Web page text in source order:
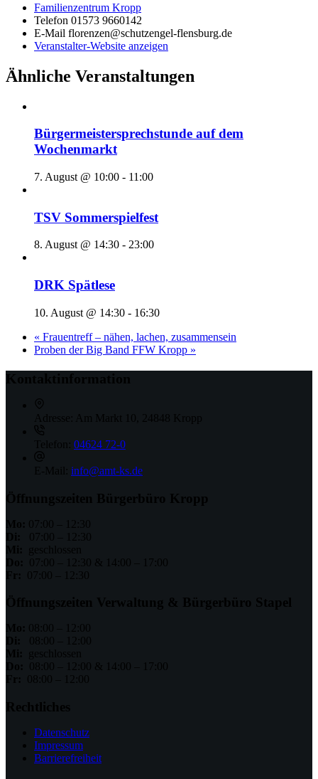
Familienzentrum Kropp
Telefon 01573 9660142
E-Mail florenzen@schutzengel-flensburg.de
Veranstalter-Website anzeigen
Ähnliche Veranstaltungen
Bürgermeistersprechstunde auf dem
Wochenmarkt
7. August @ 10:00 - 11:00
TSV Sommerspielfest
8. August @ 14:30 - 23:00
DRK Spätlese
10. August @ 14:30 - 16:30
« Frauentreff – nähen, lachen, zusammensein
Proben der Big Band FFW Kropp »
Kontaktinformation
Adresse: Am Markt 10, 24848 Kropp
Telefon: 04624 72-0
E-Mail: info@amt-ks.de
Öffnungszeiten Bürgerbüro Kropp
Mo: 07:00 – 12:30
Di:
07:00 – 12:30
Mi:
geschlossen
Do:
07:00 – 12:30 & 14:00 – 17:00
Fr:
07:00 – 12:30
Öffnungszeiten Verwaltung & Bürgerbüro Stapel
Mo: 08:00 – 12:00
Di:
08:00 – 12:00
Mi:
geschlossen
Do:
08:00 – 12:00 & 14:00 – 17:00
Fr:
08:00 – 12:00
Rechtliches
Datenschutz
Impressum
Barrierefreiheit